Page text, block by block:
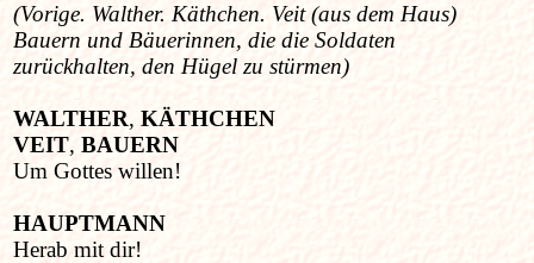
(Vorige. Walther. Käthchen. Veit (aus dem Haus)
Bauern und Bäuerinnen, die die Soldaten
zurückhalten, den Hügel zu stürmen)
WALTHER, KÄTHCHEN
VEIT, BAUERN
Um Gottes willen!
HAUPTMANN
Herab mit dir!